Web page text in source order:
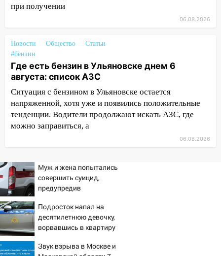
10:40 В Ульяновске спасатели ночью
нашли потерявшегося в заброшенных
10:26
На нескольких улицах Ульяновска
временно отключили холодную воду
10:14 В Ульяновске двоих участников
коррупционной схемы при ЦГКБ
отправили в колонию на 7 и 8 лет
09:52 Ночью беспилотники сбили над
соседними Татарстаном и Саратовской
Бога в СИЗО
09:35
В Ульяновске директора фирмы
будут судить за неуплату налогов на 48
млн рублей
08:22
Подросток на питбайке сбил
велосипедистку: пострадали двое
при получении
06.08.2026
Новости Общество
Статьи
#бензин
Где есть бензин в Ульяновске днем 6
августа: список АЗС
Ситуация с бензином в Ульяновске остается
напряженной, хотя уже и появились положительные
тенденции. Водители продолжают искать АЗС, где
можно заправиться, а
06.08.2026
Муж и жена попытались
совершить суицид,
предупредив
Подросток напал на
десятилетнюю девочку,
ворвавшись в квартиру
Звук взрыва в Москве и